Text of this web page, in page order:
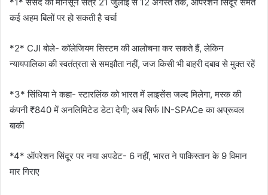
कई अहम बिलों पर हो सकती है चर्चा
*2* CJI बोले- कॉलेजियम सिस्टम की आलोचना कर सकते हैं, लेकिन
न्यायपालिका की स्वतंत्रता से समझौता नहीं, जज किसी भी बाहरी दबाव से मुक्त रहें
*3* सिंधिया ने कहा- स्टारलिंक को भारत में लाइसेंस जल्द मिलेगा, मस्क की
कंपनी ₹840 में अनलिमिटेड डेटा देगी; अब सिर्फ IN-SPACe का अप्रूवल
बाकी
*4* ऑपरेशन सिंदूर पर नया अपडेट- 6 नहीं, भारत ने पाकिस्तान के 9 विमान
मार गिराए